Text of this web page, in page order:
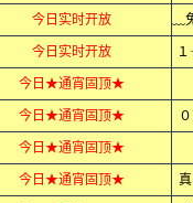
今日实时开放
今日实时开放
今日★通宵固顶★
今日★通宵固顶★
今日★通宵固顶★
今日★通宵固顶★